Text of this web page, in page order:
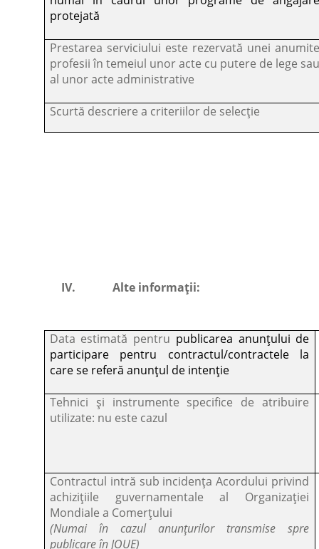
protejată
Prestarea serviciului este rezervată unei
profesii în temeiul unor acte cu putere de lege
al unor acte administrative
Scurtă descriere a criteriilor de selecție
IV. Alte informații:
Data estimată pentru publicarea anunțului de
participare pentru contractul/contractele la
care se referă anunțul de intenție
Tehnici și instrumente specifice de atribuire
utilizate: nu este cazul
Contractul intră sub incidența Acordului privind
achizițiile guvernamentale al Organizației
Mondiale a Comerțului
(Numai în cazul anunțurilor transmise spre
publicare în JOUE)